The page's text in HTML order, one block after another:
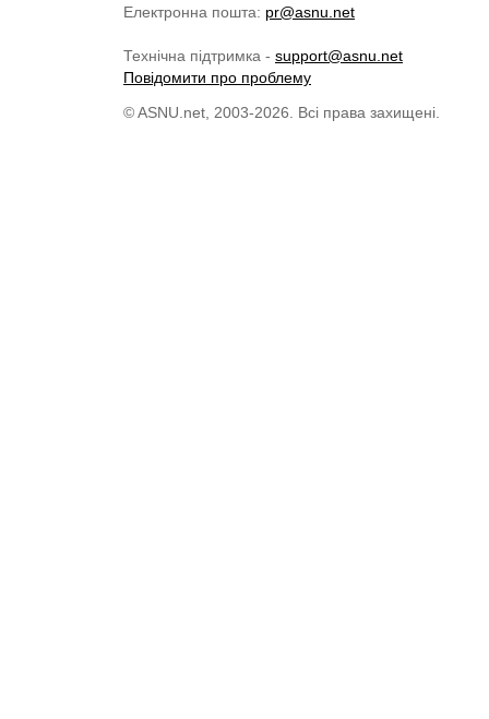
Електронна пошта: pr@asnu.net
Технічна підтримка - support@asnu.net
Повідомити про проблему
© ASNU.net, 2003-2026. Всі права захищені.